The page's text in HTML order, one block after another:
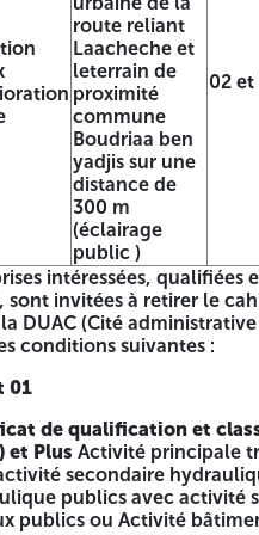
à partir de la première
avec un jour férié ou un
des offres et
Les soumissionnaires
séance publique d'ouverture
de la Direction de
et de la Construction de la
délai de préparation des
resteront engagés
de validité des offres
du dernier jour du délai de
des plis). Observation :
dans le dossier de
l'offre financière sont
An-Nasr11-3-2026 ANEP
=-=-=-
ET
DE JIJEL
route reliant
Laacheche et
leterrain de
proximité
commune
Boudriaa ben
yadjis sur une
distance de
300 m
(éclairage
public )
02 et
intéressées, qualifiées
sont invitées à retirer le
DUAC (Cité
conditions suivantes :
01
de qualification et
et Plus Activité principale
secondaire
publics avec activité
publics ou Activité